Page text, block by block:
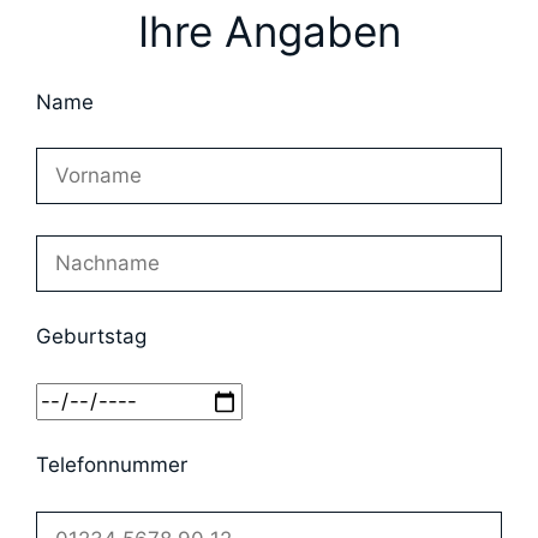
Ihre Angaben
Name
Geburtstag
Telefonnummer